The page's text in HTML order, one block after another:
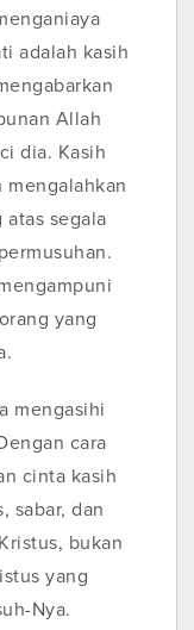
adalah kasih
Allah
dia. Kasih
mengalahkan
atas segala
yang
mengasihi
cara
cinta kasih
sabar, dan
bukan
yang
Nya.